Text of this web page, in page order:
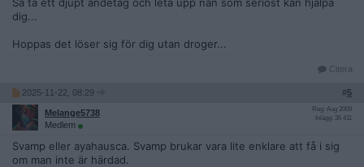
dig...
Hoppas det löser sig för dig utan droger...
Citera
2025-11-22, 08:29 #5
Melange5738
Medlem
Reg: Aug 2009
Inlägg: 36 411
Svamp eller ayahausca. Svamp brukar vara lite enklare att få i sig
om man inte är härdad.